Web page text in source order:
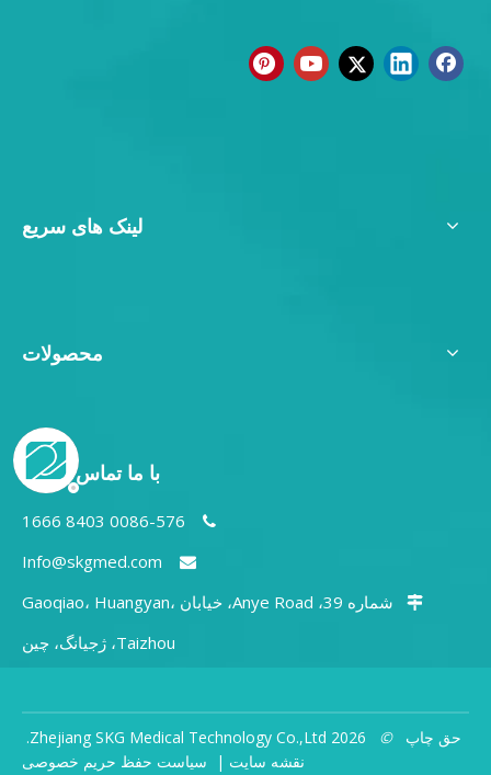
لینک های سریع
محصولات
با ما تماس بگیرید


Info@skgmed.com

شماره 39، Anye Road، خیابان Gaoqiao، Huangyan،
Taizhou، ژجیانگ، چین
حق چاپ©
2026
Zhejiang SKG Medical Technology Co.,Ltd.
نقشه سایت | سیاست حفظ حریم خصوصی